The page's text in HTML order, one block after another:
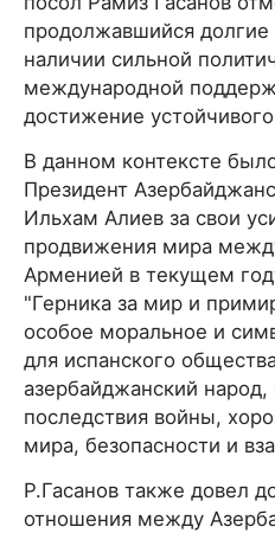
продолжавшийся долгие
наличии сильной
международной
достижение
В данном контексте
Президент
Ильхам Алиев за свои
продвижения мира
Арменией в текущем
"Герника за мир и
особое моральное и
для испанского
азербайджанский
последствия войны,
мира, безопасности и
Р.Гасанов также довел
отношения между